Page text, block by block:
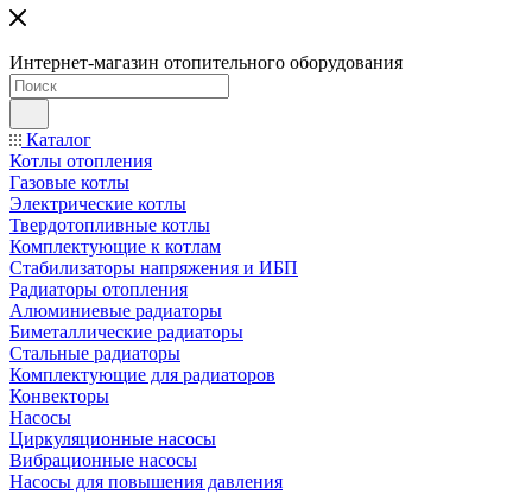
Интернет-магазин отопительного оборудования
Каталог
Котлы отопления
Газовые котлы
Электрические котлы
Твердотопливные котлы
Комплектующие к котлам
Стабилизаторы напряжения и ИБП
Радиаторы отопления
Алюминиевые радиаторы
Биметаллические радиаторы
Стальные радиаторы
Комплектующие для радиаторов
Конвекторы
Насосы
Циркуляционные насосы
Вибрационные насосы
Насосы для повышения давления